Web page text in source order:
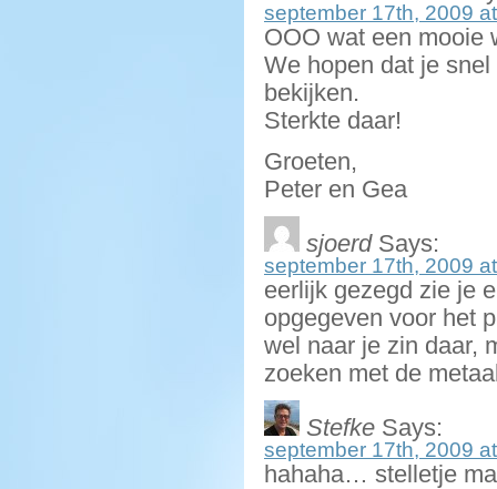
september 17th, 2009
OOO wat een
We hopen dat je
bekijken.
Sterkte daar!
Groeten,
Peter en Gea
sjoerdSays:
september 17th, 2009
eerlijk gezegd zie je
opgegeven voor het
wel naar je zin daar,
zoeken met de
Stefke Says:
september 17th, 2009
hahaha… stelletje